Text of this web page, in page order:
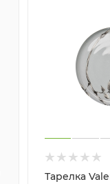
Тарелка